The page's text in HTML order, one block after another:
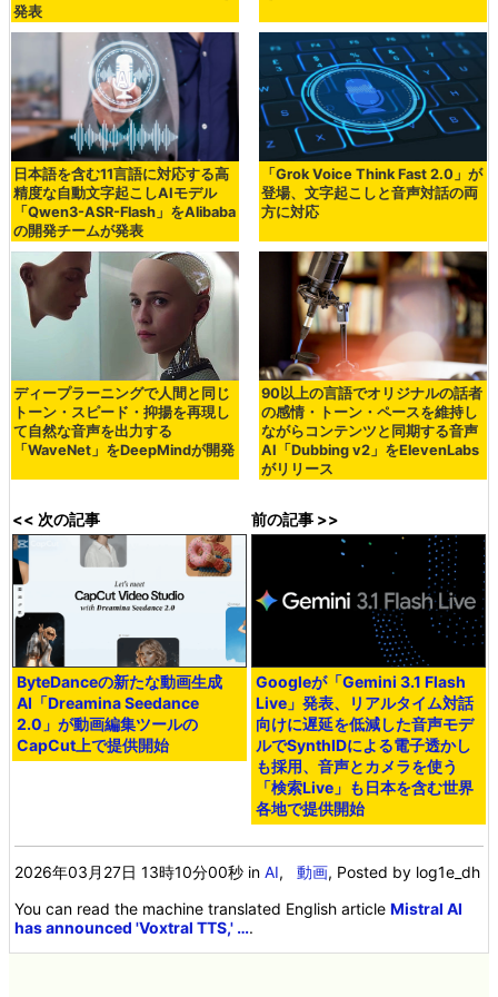
発表
日本語を含む11言語に対応する高
精度な自動文字起こしAIモデル
「Qwen3-ASR-Flash」をAlibaba
の開発チームが発表
「Grok Voice Think Fast 2.0」が
登場、文字起こしと音声対話の両
方に対応
ディープラーニングで人間と同じ
トーン・スピード・抑揚を再現し
て自然な音声を出力する
「WaveNet」をDeepMindが開発
90以上の言語でオリジナルの話者
の感情・トーン・ペースを維持し
ながらコンテンツと同期する音声
AI「Dubbing v2」をElevenLabs
がリリース
<< 次の記事
ByteDanceの新たな動画生成
AI「Dreamina Seedance
2.0」が動画編集ツールの
CapCut上で提供開始
前の記事 >>
Googleが「Gemini 3.1 Flash
Live」発表、リアルタイム対話
向けに遅延を低減した音声モデ
ルでSynthIDによる電子透かし
も採用、音声とカメラを使う
「検索Live」も日本を含む世界
各地で提供開始
2026年03月27日 13時10分00秒 inAI,動画, Posted by log1e_dh
You can read the machine translated English articleMistral AI
has announced 'Voxtral TTS,' ….